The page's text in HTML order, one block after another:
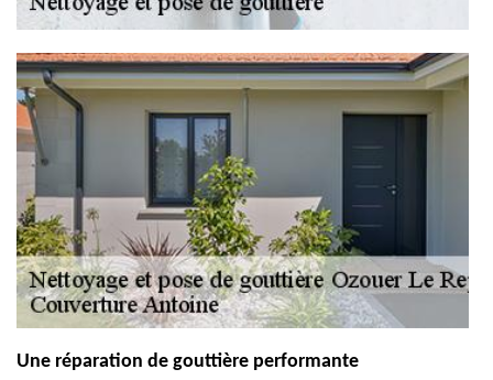
Une réparation de gouttière performante